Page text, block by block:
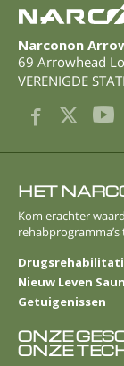
Narconon
69 Arrowhead
VERENIGDE
HET
Kom erachter
Nieuw Leven
Getuigenissen
ONZE
ONZE